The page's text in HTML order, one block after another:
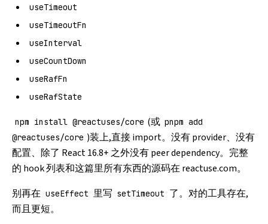
useTimeout
useTimeoutFn
useInterval
useCountDown
useRafFn
useRafState
npm install @reactuses/core (或 pnpm add
@reactuses/core )装上,直接 import。没有 provider、没有
配置、除了 React 16.8+ 之外没有 peer dependency。完整
的 hook 列表和这篇里所有东西的源码在reactuse.com。
别再在 useEffect 里写 setTimeout 了。对的工具存在,
而且更短。